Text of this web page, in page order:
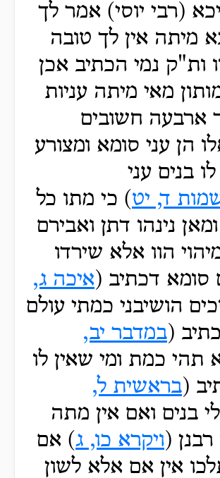
(רבי יוסי) אמר לך
מיתה אין לך טובה
ות"ק נמי הכתיב אכן
מאי מיתה עניות
ארבעה חשובים
הן עני סומא ומצורע
בנים עני
ד, יט) כי מתו כל
נינהו דתן ואבירם
הוו אלא שירדו
סומא דכתיב (איכה ג,
הושיבני כמתי עולם
(במדבר יב,
תהי כמת ומי שאין לו
(בראשית ל,
בנים ואם אין מתה
רבנן (ויקרא כו, ג) אם
אין אם אלא לשון